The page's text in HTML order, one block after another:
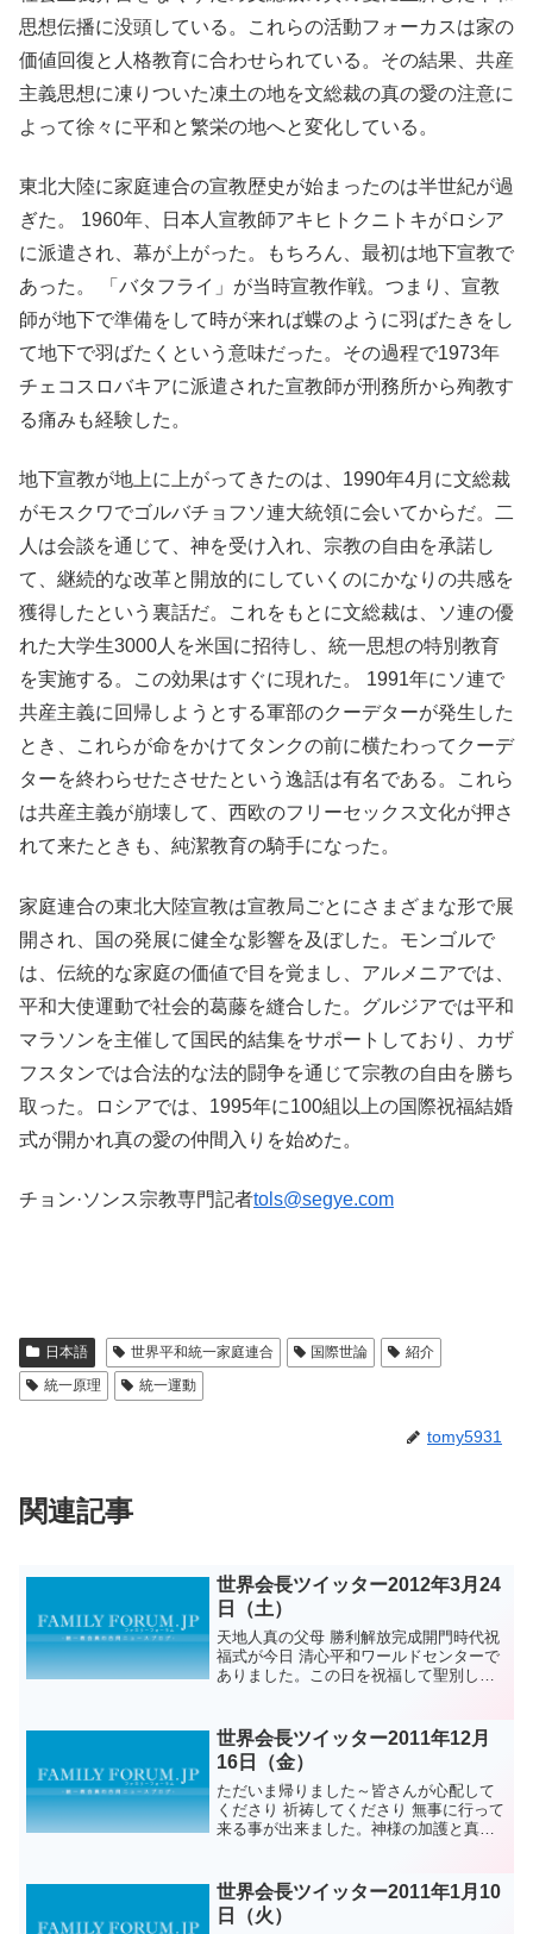
思想伝播に没頭している。これらの活動フォーカスは家の
価値回復と人格教育に合わせられている。その結果、共産
主義思想に凍りついた凍土の地を文総裁の真の愛の注意に
よって徐々に平和と繁栄の地へと変化している。
東北大陸に家庭連合の宣教歴史が始まったのは半世紀が過
ぎた。 1960年、日本人宣教師アキヒトクニトキがロシア
に派遣され、幕が上がった。もちろん、最初は地下宣教で
あった。 「バタフライ」が当時宣教作戦。つまり、宣教
師が地下で準備をして時が来れば蝶のように羽ばたきをし
て地下で羽ばたくという意味だった。その過程で1973年
チェコスロバキアに派遣された宣教師が刑務所から殉教す
る痛みも経験した。
地下宣教が地上に上がってきたのは、1990年4月に文総裁
がモスクワでゴルバチョフソ連大統領に会いてからだ。二
人は会談を通じて、神を受け入れ、宗教の自由を承諾し
て、継続的な改革と開放的にしていくのにかなりの共感を
獲得したという裏話だ。これをもとに文総裁は、ソ連の優
れた大学生3000人を米国に招待し、統一思想の特別教育
を実施する。この効果はすぐに現れた。 1991年にソ連で
共産主義に回帰しようとする軍部のクーデターが発生した
とき、これらが命をかけてタンクの前に横たわってクーデ
ターを終わらせたさせたという逸話は有名である。これら
は共産主義が崩壊して、西欧のフリーセックス文化が押さ
れて来たときも、純潔教育の騎手になった。
家庭連合の東北大陸宣教は宣教局ごとにさまざまな形で展
開され、国の発展に健全な影響を及ぼした。モンゴルで
は、伝統的な家庭の価値で目を覚まし、アルメニアでは、
平和大使運動で社会的葛藤を縫合した。グルジアでは平和
マラソンを主催して国民的結集をサポートしており、カザ
フスタンでは合法的な法的闘争を通じて宗教の自由を勝ち
取った。ロシアでは、1995年に100組以上の国際祝福結婚
式が開かれ真の愛の仲間入りを始めた。
チョン·ソンス宗教専門記者tols@segye.com
日本語 世界平和統一家庭連合 国際世論
紹介
統一原理
統一運動
tomy5931
関連記事
世界会長ツイッター2012年3月24
日（土）
天地人真の父母 勝利解放完成開門時代祝
福式が今日 清心平和ワールドセンターで
ありました。この日を祝福して聖別して
の皆様 真の血統を受け継ぐ幸せな新しい
出発となって下さ...
世界会長ツイッター2011年12月
16日（金）
ただいま帰りました～皆さんが心配して
くださり 祈祷してくださり 無事に行って
来る事が出来ました。神様の加護と真の
世界会長ツイッター2011年1月10
日（火）